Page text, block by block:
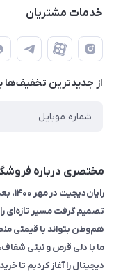
حضوری از قبل با
حساب کاربری
لیست محصولات
تماس با ما
خدمات مشتریان
قوانین و مقررات
حریم خصوصی
راهنما
از جدید‌ترین تخفیف‌ها
مختصری درباره
تصمیم گرفت مسیر تازه‌ای
هم‌وطن بتواند با قیمتی
ما با دلی قرص و نیتی
دیجیتال را آغاز کردیم تا